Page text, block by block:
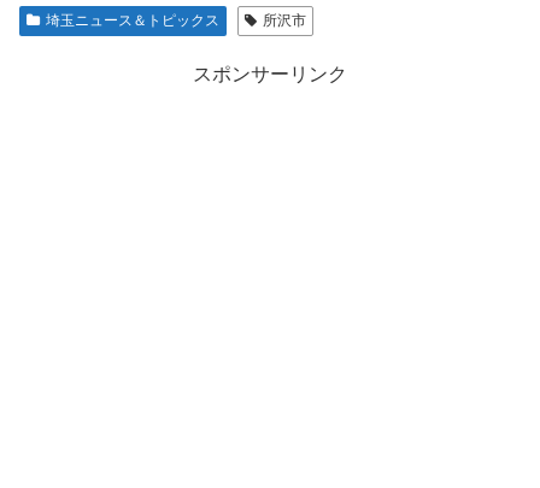
埼玉ニュース＆トピックス 所沢市
スポンサーリンク